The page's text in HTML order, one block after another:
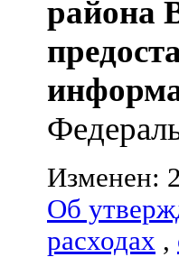
района
Изменен:
Об
расходах ,